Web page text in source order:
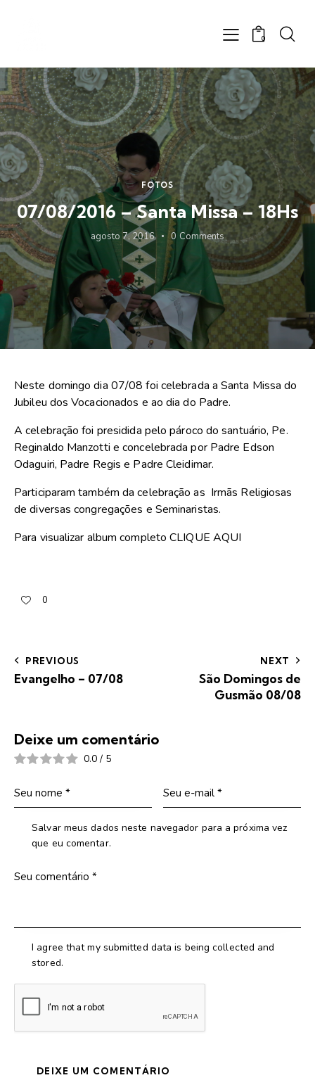
0
FOTOS
07/08/2016 – Santa Missa – 18Hs
agosto 7, 2016 0 Comments
Neste domingo dia 07/08 foi celebrada a Santa Missa do
Jubileu dos Vocacionados e ao dia do Padre.
A celebração foi presidida pelo pároco do santuário, Pe.
Reginaldo Manzotti e concelebrada por Padre Edson
Odaguiri, Padre Regis e Padre Cleidimar.
Participaram também da celebração as Irmãs Religiosas
de diversas congregações e Seminaristas.
Para visualizar album completoCLIQUE AQUI
0
PREVIOUS
Evangelho – 07/08
NEXT
São Domingos de
Gusmão 08/08
Deixe um comentário
0.0 / 5
Salvar meus dados neste navegador para a próxima vez
que eu comentar.
I agree that my submitted data is being collected and
stored.